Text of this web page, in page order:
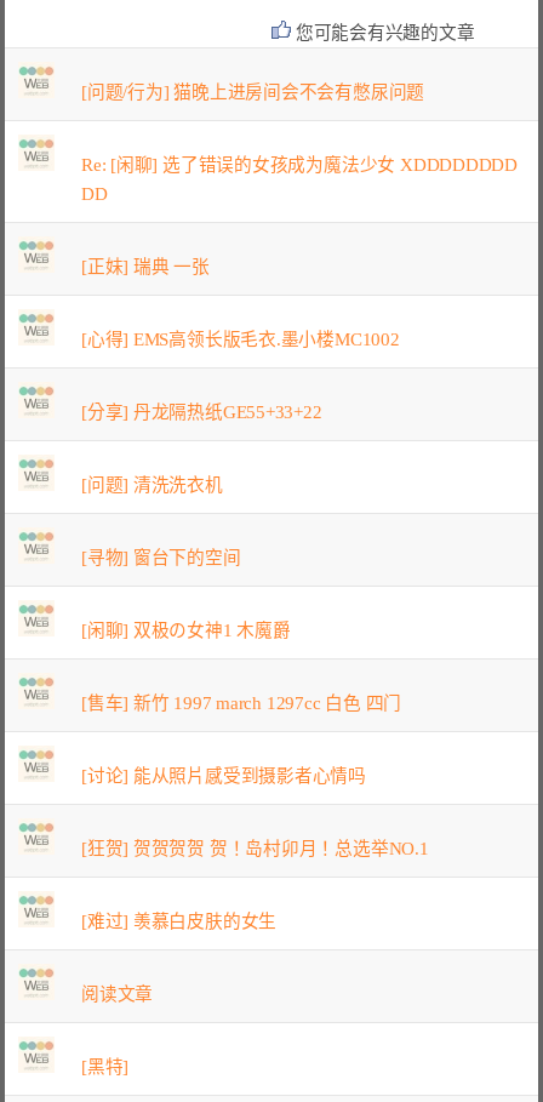
您可能会有兴趣的文章
[问题/行为] 猫晚上进房间会不会有憋尿问题
Re: [闲聊] 选了错误的女孩成为魔法少女 XDDDDDDDD
DD
[正妹] 瑞典 一张
[心得] EMS高领长版毛衣.墨小楼MC1002
[分享] 丹龙隔热纸GE55+33+22
[问题] 清洗洗衣机
[寻物] 窗台下的空间
[闲聊] 双极の女神1 木魔爵
[售车] 新竹 1997 march 1297cc 白色 四门
[讨论] 能从照片感受到摄影者心情吗
[狂贺] 贺贺贺贺 贺！岛村卯月！总选举NO.1
[难过] 羡慕白皮肤的女生
阅读文章
[黑特]